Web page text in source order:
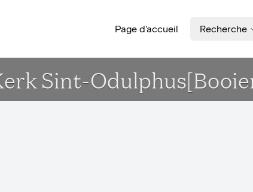
Page d'accueil Recherche
Sint-